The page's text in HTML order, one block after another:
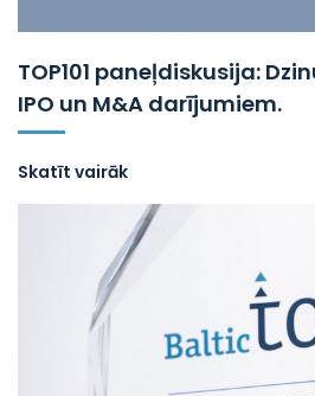
TOP101 paneļdiskusija:
IPO un M&A darījumiem.
Skatīt vairāk